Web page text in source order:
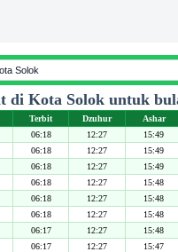
di Kota Solok untuk
Terbit Dzuhur Ashar
06:18 12:27 15:49
06:18 12:27 15:49
06:18 12:27 15:49
06:18 12:27 15:48
06:18 12:27 15:48
06:18 12:27 15:48
06:17 12:27 15:48
06:17 12:27 15:47